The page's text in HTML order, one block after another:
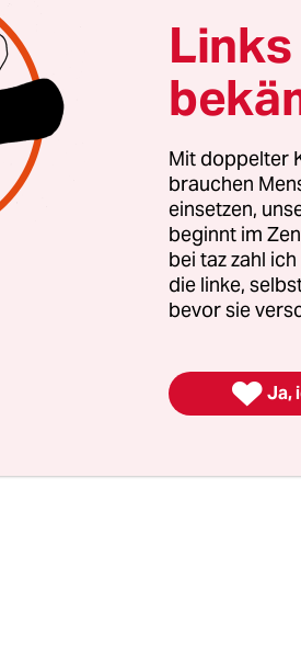
eine halbe Stunde
handtellergroßes
Kieler Lyriker,
Literaturtelefon seit
ob man es nicht
wenn die Kosten nicht
wöchentlichen Anrufe war
sich das auditiv-literarische
Mit doppelter
brauchen
einsetzen,
beginnt im
bei taz zahl
die linke,
bevor sie
 Ja,